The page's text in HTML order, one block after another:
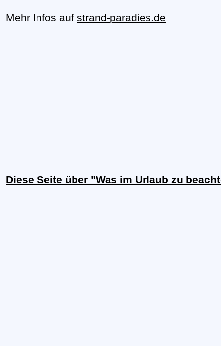
Mehr Infos auf strand-paradies.de
Diese Seite über "Was im Urlaub zu